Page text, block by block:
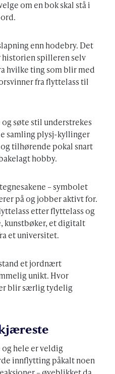
om en bok skal stå i
enn hodebry. Det
historien spilleren selv
hvilke ting som blir med
fra flyttelass til
søte stil understrekes
samling plysj-kyllinger
tilhørende pokal snart
hobby.
– symbolet
på og jobber aktivt for.
etter flyttelass og
kunstbøker, et digitalt
et universitet.
et jordnært
unikt. Hvor
blir særlig tydelig
hele er veldig
innflytting påkalt noen